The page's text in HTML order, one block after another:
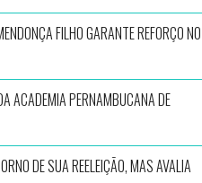
FILHO GARANTE REFORÇO NO
ACADEMIA PERNAMBUCANA DE
DE SUA REELEIÇÃO, MAS AVALIA